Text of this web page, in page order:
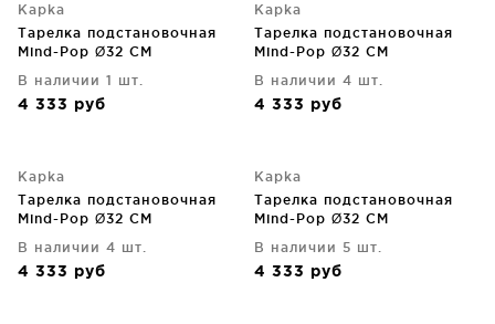
Kapka
Тарелка подстановочная
Mind-Pop Ø32 CM
В наличии 1 шт.
4 333 руб
Kapka
Тарелка подстановочная
Mind-Pop Ø32 CM
В наличии 4 шт.
4 333 руб
Kapka
Тарелка подстановочная
Mind-Pop Ø32 CM
В наличии 4 шт.
4 333 руб
Kapka
Тарелка подстановочная
Mind-Pop Ø32 CM
В наличии 5 шт.
4 333 руб